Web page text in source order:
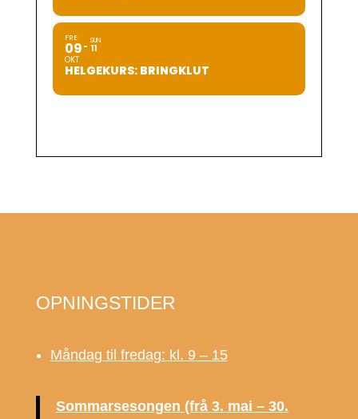
FRE
09
OKT
SUN
11
HELGEKURS: BRINGKLUT
OPNINGSTIDER
Måndag til fredag: kl. 9 – 15
Sommarsesongen (frå 3. mai – 30.